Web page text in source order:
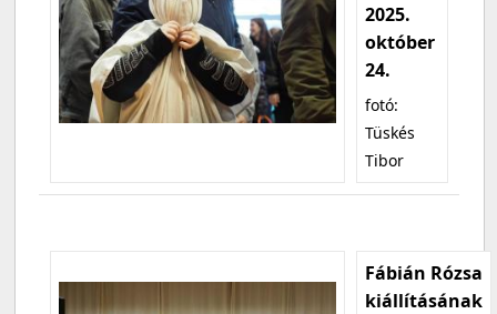
2025.
október
24.
fotó:
Tüskés
Tibor
Fábián Rózsa
kiállításának